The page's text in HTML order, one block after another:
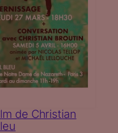
de Christian